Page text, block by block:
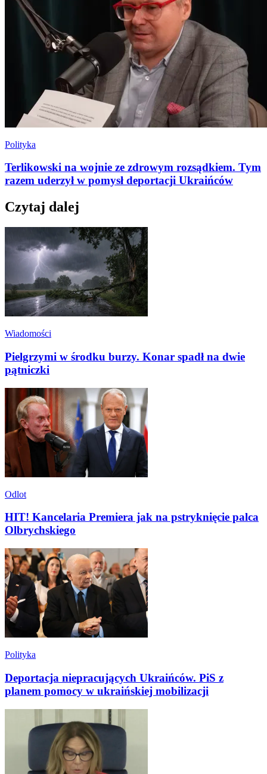
Polityka
Terlikowski na wojnie ze zdrowym rozsądkiem. Tym
razem uderzył w pomysł deportacji Ukraińców
Czytaj dalej
Wiadomości
Pielgrzymi w środku burzy. Konar spadł na dwie
pątniczki
Odlot
HIT! Kancelaria Premiera jak na pstryknięcie palca
Olbrychskiego
Polityka
Deportacja niepracujących Ukraińców. PiS z
planem pomocy w ukraińskiej mobilizacji